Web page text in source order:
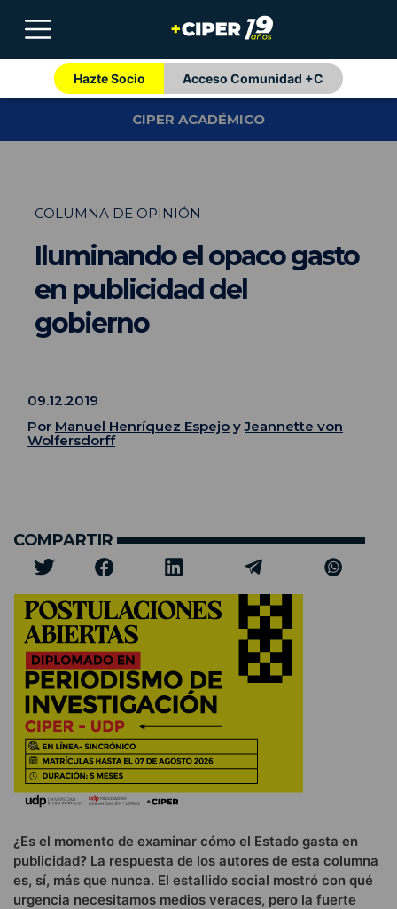
Hazte Socio Acceso Comunidad +C
CIPER ACADÉMICO
COLUMNA DE OPINIÓN
Iluminando el opaco gasto
en publicidad del
gobierno
09.12.2019
Por Manuel Henríquez Espejo yJeannette von
Wolfersdorff
COMPARTIR
¿Es el momento de examinar cómo el Estado gasta en
publicidad? La respuesta de los autores de esta columna
es, sí, más que nunca. El estallido social mostró con qué
urgencia necesitamos medios veraces, pero la fuerte